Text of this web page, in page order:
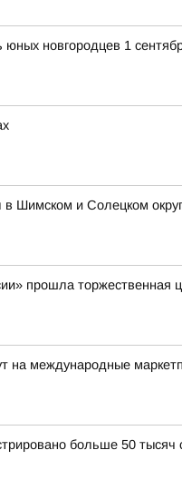
новгородцев 1
в Шимском и Солецком
прошла торжественная
на международные
больше 50 тысяч